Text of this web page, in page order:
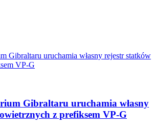
Gibraltaru uruchamia własny
z prefiksem VP-G